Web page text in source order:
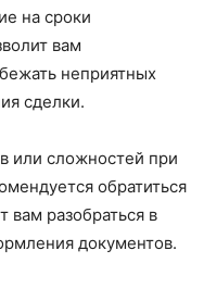
на сроки
вам
неприятных
сделки.
или сложностей при
обратиться
вам разобраться в
документов.